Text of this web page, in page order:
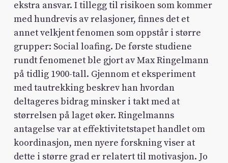
ekstra ansvar. I tillegg til risikoen som kommer
med hundrevis av relasjoner, finnes det et
annet velkjent fenomen som oppstår i større
grupper: Social loafing. De første studiene
rundt fenomenet ble gjort av Max Ringelmann
på tidlig 1900-tall. Gjennom et eksperiment
med tautrekking beskrev han hvordan
deltageres bidrag minsker i takt med at
størrelsen på laget øker. Ringelmanns
antagelse var at effektivitetstapet handlet om
koordinasjon, men nyere forskning viser at
dette i større grad er relatert til motivasjon. Jo